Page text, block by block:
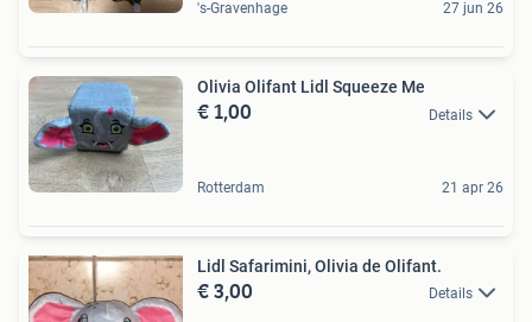
's-Gravenhage 27 jun 26
Olivia Olifant Lidl Squeeze Me
€ 1,00 Details
Rotterdam 21 apr 26
Lidl Safarimini, Olivia de Olifant.
€ 3,00 Details